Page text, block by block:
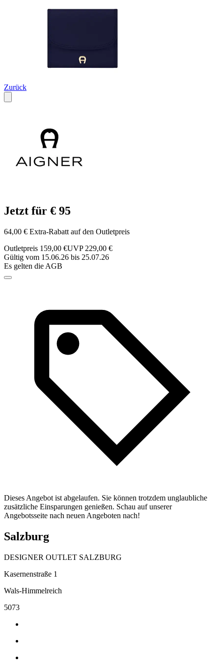
Zurück
Jetzt für € 95
64,00 € Extra-Rabatt auf den Outletpreis
Outletpreis 159,00 €UVP 229,00 €
Gültig vom 15.06.26 bis 25.07.26
Es gelten die AGB
Dieses Angebot ist abgelaufen. Sie können trotzdem unglaubliche
zusätzliche Einsparungen genießen. Schau auf unserer
Angebotsseite nach neuen Angeboten nach!
Salzburg
DESIGNER OUTLET SALZBURG
Kasernenstraße 1
Wals-Himmelreich
5073